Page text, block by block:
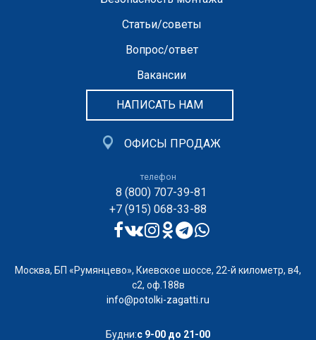
Статьи/советы
Вопрос/ответ
Вакансии
НАПИСАТЬ НАМ
ОФИСЫ ПРОДАЖ
телефон
8 (800) 707-39-81
+7 (915) 068-33-88
Москва, БП «Румянцево», Киевское шоссе, 22-й километр, в4,
с2, оф.188в
info@potolki-zagatti.ru
Будни:с 9-00 до 21-00